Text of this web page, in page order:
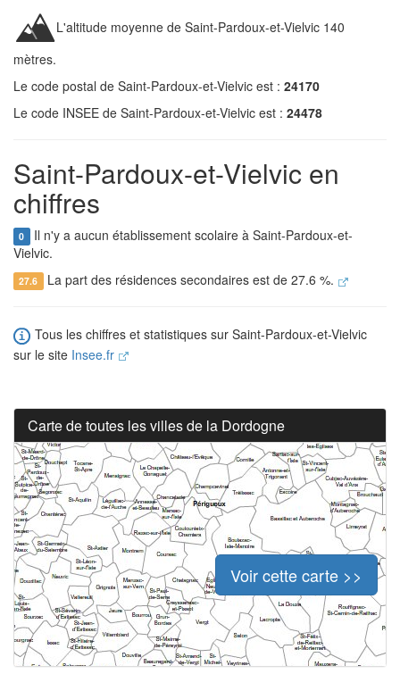
L'altitude moyenne de Saint-Pardoux-et-Vielvic 140
mètres.
Le code postal de Saint-Pardoux-et-Vielvic est : 24170
Le code INSEE de Saint-Pardoux-et-Vielvic est : 24478
Saint-Pardoux-et-Vielvic en
chiffres
0 Il n'y a aucun établissement scolaire à Saint-Pardoux-et-
Vielvic.
27.6 La part des résidences secondaires est de 27.6 %.
Tous les chiffres et statistiques sur Saint-Pardoux-et-Vielvic
sur le site Insee.fr
Carte de toutes les villes de la Dordogne
Voir cette carte >>